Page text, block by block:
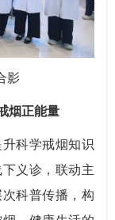
影
烟正能量
科学戒烟知识
义诊，联动主
科普传播，构